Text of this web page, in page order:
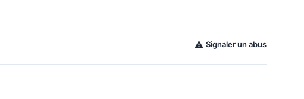
Signaler un abus